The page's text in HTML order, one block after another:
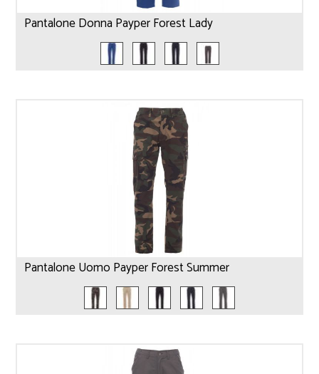
Pantalone Donna Payper Forest Lady
Pantalone Uomo Payper Forest Summer